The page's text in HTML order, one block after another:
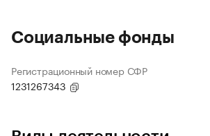
Социальные фонды
Регистрационный номер СФР
1231267343